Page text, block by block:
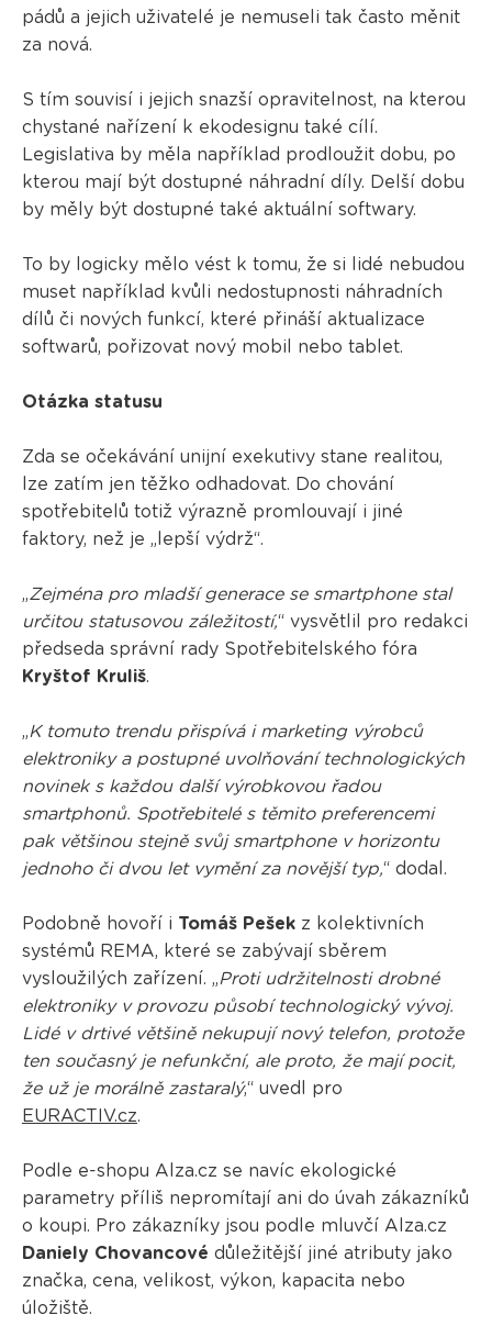
pádů a jejich uživatelé je nemuseli tak často měnit
za nová.
S tím souvisí i jejich snazší opravitelnost, na kterou
chystané nařízení k ekodesignu také cílí.
Legislativa by měla například prodloužit dobu, po
kterou mají být dostupné náhradní díly. Delší dobu
by měly být dostupné také aktuální softwary.
To by logicky mělo vést k tomu, že si lidé nebudou
muset například kvůli nedostupnosti náhradních
dílů či nových funkcí, které přináší aktualizace
softwarů, pořizovat nový mobil nebo tablet.
Otázka statusu
Zda se očekávání unijní exekutivy stane realitou,
lze zatím jen těžko odhadovat. Do chování
spotřebitelů totiž výrazně promlouvají i jiné
faktory, než je „lepší výdrž“.
„Zejména pro mladší generace se smartphone stal
určitou statusovou záležitostí,“ vysvětlil pro redakci
předseda správní rady Spotřebitelského fóra
Kryštof Kruliš.
„K tomuto trendu přispívá i marketing výrobců
elektroniky a postupné uvolňování technologických
novinek s každou další výrobkovou řadou
smartphonů. Spotřebitelé s těmito preferencemi
pak většinou stejně svůj smartphone v horizontu
jednoho či dvou let vymění za novější typ,“ dodal.
Podobně hovoří i Tomáš Pešek z kolektivních
systémů REMA, které se zabývají sběrem
vysloužilých zařízení. „Proti udržitelnosti drobné
elektroniky v provozu působí technologický vývoj.
Lidé v drtivé většině nekupují nový telefon, protože
ten současný je nefunkční, ale proto, že mají pocit,
že už je morálně zastaralý,“ uvedl pro
EURACTIV.cz.
Podle e-shopu Alza.cz se navíc ekologické
parametry příliš nepromítají ani do úvah zákazníků
o koupi. Pro zákazníky jsou podle mluvčí Alza.cz
Daniely Chovancové důležitější jiné atributy jako
značka, cena, velikost, výkon, kapacita nebo
úložiště.